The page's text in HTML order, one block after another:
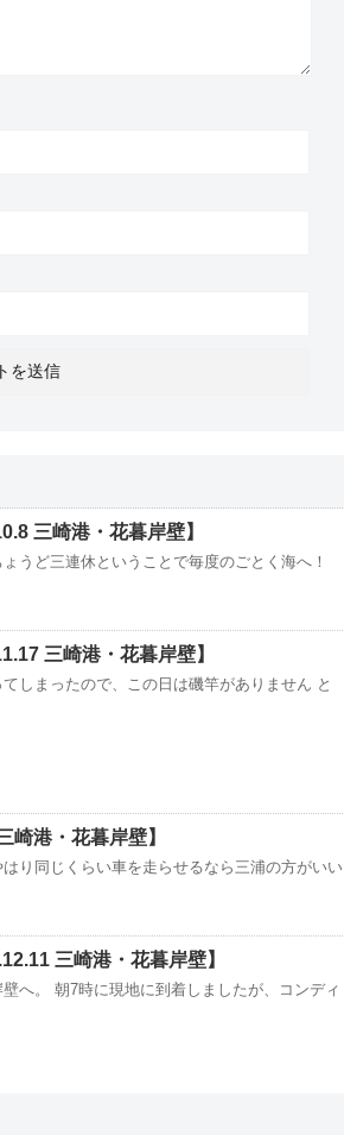
三崎港・花暮岸壁】
うど三連休ということで毎度のごとく海へ！
三崎港・花暮岸壁】
しまったので、この日は磯竿がありません と
崎港・花暮岸壁】
り同じくらい車を走らせるなら三浦の方がいい
三崎港・花暮岸壁】
へ。 朝7時に現地に到着しましたが、コンディ